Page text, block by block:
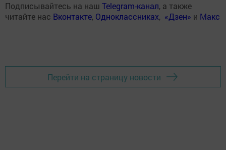
Подписывайтесь на наш Telegram-канал, а также
читайте нас Вконтакте, Одноклассниках, «Дзен» и Макс
Перейти на страницу новости